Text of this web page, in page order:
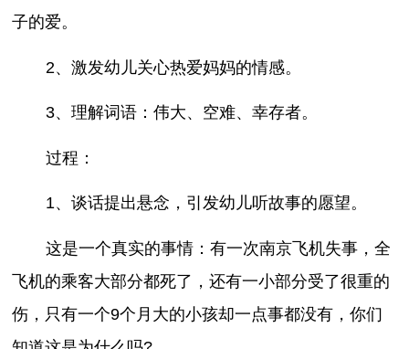
子的爱。
2、激发幼儿关心热爱妈妈的情感。
3、理解词语：伟大、空难、幸存者。
过程：
1、谈话提出悬念，引发幼儿听故事的愿望。
这是一个真实的事情：有一次南京飞机失事，全
飞机的乘客大部分都死了，还有一小部分受了很重的
伤，只有一个9个月大的小孩却一点事都没有，你们